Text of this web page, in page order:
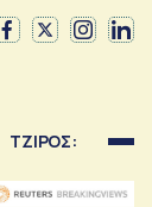
ΤΖΙΡΟΣ: